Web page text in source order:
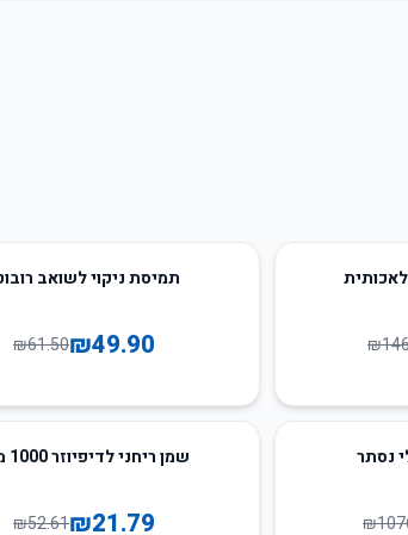
₪
תמיסת ניקוי לשואב
₪49.90
₪61.50
נסתר
₪
שמן ריחני לדיפיוזר 1000 מ"ל
₪21.79
₪52.61